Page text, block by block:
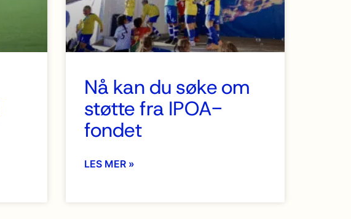
Nå kan du søke om
støtte fra IPOA-
fondet
LES MER »